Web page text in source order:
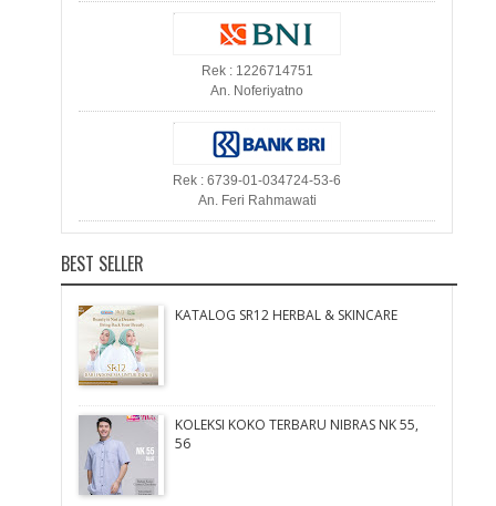
Rek : 1226714751
An. Noferiyatno
Rek : 6739-01-034724-53-6
An. Feri Rahmawati
BEST SELLER
KATALOG SR12 HERBAL & SKINCARE
KOLEKSI KOKO TERBARU NIBRAS NK 55,
56